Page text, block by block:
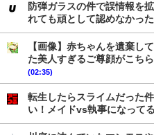
防弾ガラスの件で誤情報を
れても頑として認めなかっ
【画像】赤ちゃんを遺棄し
た美人すぎるご尊顔がこち
(02:35)
転生したらスライムだった
い！メイドvs執事になって